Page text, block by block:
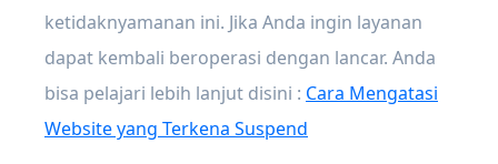
ketidaknyamanan ini. Jika Anda ingin layanan
dapat kembali beroperasi dengan lancar. Anda
bisa pelajari lebih lanjut disini : Cara Mengatasi
Website yang Terkena Suspend